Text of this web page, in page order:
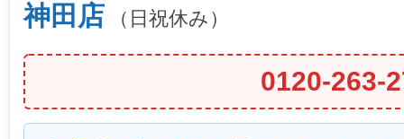
神田店 （日祝休み）
0120-263-